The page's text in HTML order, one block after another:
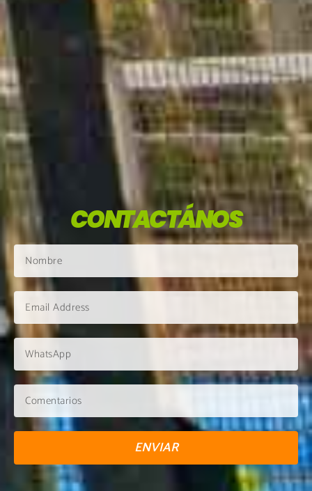
CONTACTÁNOS
ENVIAR